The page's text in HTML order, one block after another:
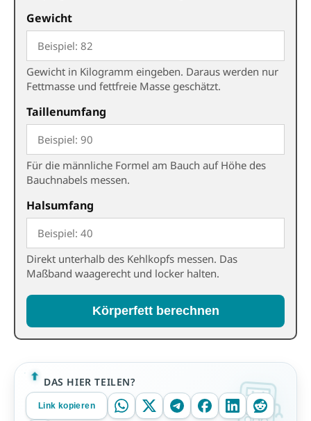
Gewicht
Gewicht in Kilogramm eingeben. Daraus werden nur
Fettmasse und fettfreie Masse geschätzt.
Taillenumfang
Für die männliche Formel am Bauch auf Höhe des
Bauchnabels messen.
Halsumfang
Direkt unterhalb des Kehlkopfs messen. Das
Maßband waagerecht und locker halten.
Körperfett berechnen
DAS HIER TEILEN?
Link kopieren